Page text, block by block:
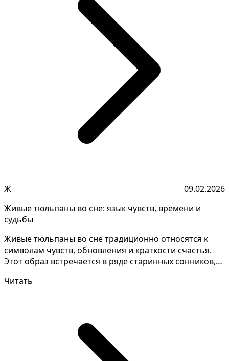
Ж
09.02.2026
Живые тюльпаны во сне: язык чувств, времени и
судьбы
Живые тюльпаны во сне традиционно относятся к
символам чувств, обновления и краткости счастья.
Этот образ встречается в ряде старинных сонников,
Читать